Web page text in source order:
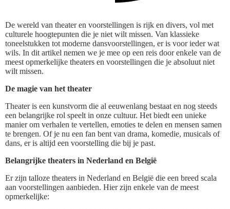
De wereld van theater en voorstellingen is rijk en divers, vol met
culturele hoogtepunten die je niet wilt missen. Van klassieke
toneelstukken tot moderne dansvoorstellingen, er is voor ieder wat
wils. In dit artikel nemen we je mee op een reis door enkele van de
meest opmerkelijke theaters en voorstellingen die je absoluut niet
wilt missen.
De magie van het theater
Theater is een kunstvorm die al eeuwenlang bestaat en nog steeds
een belangrijke rol speelt in onze cultuur. Het biedt een unieke
manier om verhalen te vertellen, emoties te delen en mensen samen
te brengen. Of je nu een fan bent van drama, komedie, musicals of
dans, er is altijd een voorstelling die bij je past.
Belangrijke theaters in Nederland en België
Er zijn talloze theaters in Nederland en België die een breed scala
aan voorstellingen aanbieden. Hier zijn enkele van de meest
opmerkelijke: